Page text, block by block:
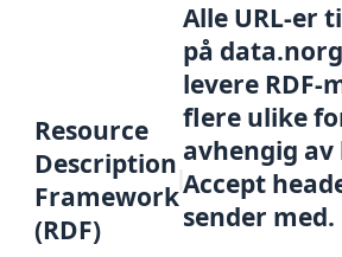
Resource
Description
Framework
(RDF)
Alle URL-er
på
levere RDF-
flere ulike
avhengig
Accept
sender med.